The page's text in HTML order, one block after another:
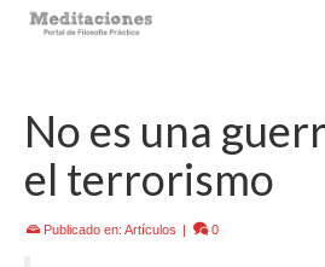
No es una
el terrorismo
Publicado en: Artículos | 0